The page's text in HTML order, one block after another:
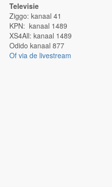
Televisie
Ziggo: kanaal 41
KPN: kanaal 1489
XS4All: kanaal 1489
Odido kanaal 877
Of via de livestream